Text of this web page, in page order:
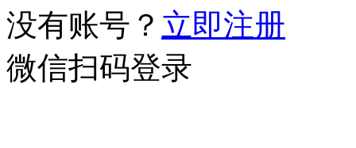
没有账号？ 立即注册
微信扫码登录